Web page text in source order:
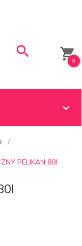
0
PELIKAN 80l